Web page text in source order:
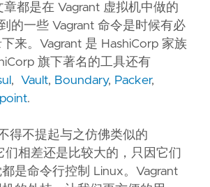
章都是在 Vagrant 虚拟机中做的
的一些 Vagrant 命令是时候有必
来。Vagrant 是 HashiCorp 家族
旗下著名的工具还有
, Vault, Boundary, Packer,
.
得不提起与之仿佛类似的
相差还是比较大的，只因它们
是命令行控制 Linux。Vagrant